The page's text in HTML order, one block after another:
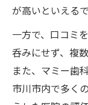
が高いといえるで
一方で、口コミ
呑みにせず、複
また、マミー歯
市川市内で多く